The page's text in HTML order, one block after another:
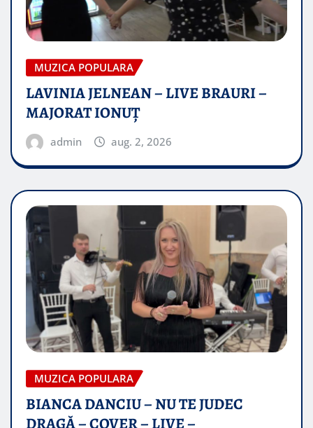
MUZICA POPULARA
LAVINIA JELNEAN – LIVE BRAURI –
MAJORAT IONUŢ
admin aug. 2, 2026
MUZICA POPULARA
BIANCA DANCIU – NU TE JUDEC
DRAGĂ – COVER – LIVE –